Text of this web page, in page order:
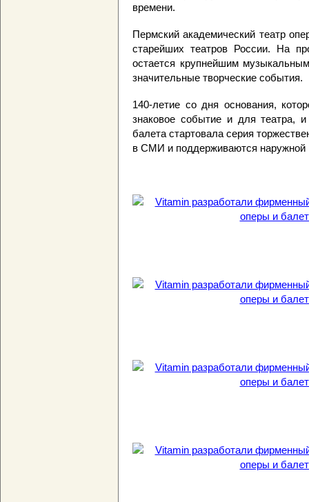
времени.
Пермский академический театр
старейших театров России. На
остается крупнейшим
значительные творческие события.
140-летие со дня основания,
знаковое событие и для театра,
балета стартовала серия
в СМИ и поддерживаются наружной